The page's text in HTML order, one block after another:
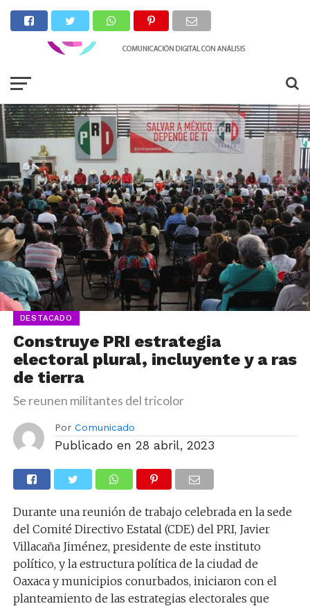
DESTACADO
Construye PRI estrategia
electoral plural, incluyente y a ras
de tierra
Se reunen militantes del tricolor
Por Comunicado
Publicado en 28 abril, 2023
Durante una reunión de trabajo celebrada en la sede
del Comité Directivo Estatal (CDE) del PRI, Javier
Villacaña Jiménez, presidente de este instituto
político, y la estructura política de la ciudad de
Oaxaca y municipios conurbados, iniciaron con el
planteamiento de las estrategias electorales que